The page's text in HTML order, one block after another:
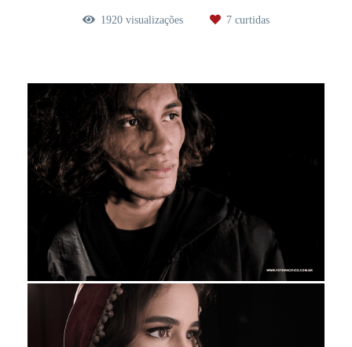
1920 visualizações 7 curtidas